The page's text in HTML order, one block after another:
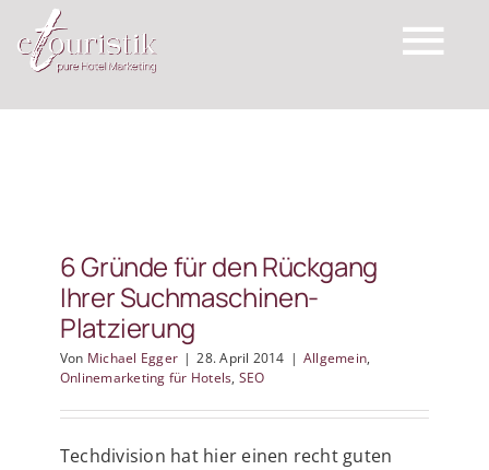
Inhalt
springen
Top Expertise
Schreiben Sie uns
6 Gründe für den Rückgang
Ihrer Suchmaschinen-
Platzierung
Von Michael Egger | 28. April 2014 | Allgemein,
Onlinemarketing für Hotels, SEO
Techdivision hat hier einen recht guten